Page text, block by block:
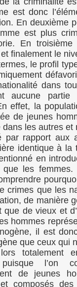
est donc
En deuxième
est plus
En
finalement le
le profil
dans
aucune
effet, la
de jeunes
les autres et
par rapport aux
identique à
en
que les
crimes que les
de manière
que de vieux et
hommes
il est
que ceux qui
totalement
puisque l’on
de jeunes
et composés